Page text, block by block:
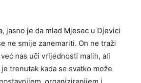
jasno je da mlad Mjesec u Djevici
ne smije zanemariti. On ne traži
nas uči vrijednosti malih, ali
trenutak kada se svatko može